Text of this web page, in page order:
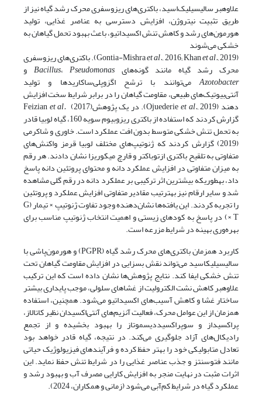
علاوه­بر سالیسیلیک‌اسید، باکتری‌های ریزوسفری محرک رشد گیاه نیز از
طریق تثبیت نیتروژن، افزایش دسترسی به عناصر غذایی، تولید
هورمون‌های رشد و کاهش تنش اکسیداتیو، باعث بهبود تحمل گیاهان به
خشکی می‌شوند
(Gontia-Mishra
et al.,2016; Khanet al., 2019). باکتری‌های ریزوسفری
محرک رشد گیاه مانند گونه‌های Bacillus،Pseudomonas و
Azotobacterمی‌توانند با ترشح اگزوپلی‌ساکاریدها و تولید
آنتی‌بیوتیک‌های طبیعی، مقاومت گیاهان را در برابر شرایط سخت افزایش
دهند (Ojuederie et al.,2019). در یک پژوهشFeizian et al. (2017)
گزارش کردند که استفاده از باکتری ریزوبیوم سویه 160، گیاه لوبیا قادر
به تحمل تنش خشکی متوسط بدون افت عملکرد است. خاوری و شاکرمی
(2019) گزارش کردند که ژنوتیپ‌های مختلف لوبیا قرمز واکنش‌های
متفاوتی به تلقیح باکتری ازتوباکتر و قارچ میکوریزا نشان دادند. هر رقم
به میزان متفاوتی در افزایش عملکرد دانه و محتوای پروتئین دانه پاسخ
داد، به­طوری­که بیشترین اثر ترکیبی بر عملکرد دانه در رقم گلی مشاهده
شد و سایر ارقام نیز به­ترتیب مقادیر متفاوتی افزایش عملکرد و پروتئین
را تجربه کردند. این یافته‌ها نشان‌دهنده وجود تفاوت ژنوتیپ × تیمار (G
× T) در پاسخ به کودهای زیستی و اهمیت انتخاب ژنوتیپ مناسب برای
بهره‌وری بهینه در شرایط مزرعه است.
کاربرد همزمان باکتری‌های محرک رشد گیاه (PGPR) و هورمون‌پاشی با
سالیسیلیک­اسید می‌تواند نقش بسزایی در افزایش مقاومت گیاهان تحت
تنش خشکی ایفا کند. نتایج پژوهش‌ها نشان داده است که این ترکیب
علاوه­بر کاهش نشت الکترولیت از غشاهای سلولی، موجب پایداری بیشتر
ساختار غشا و کاهش آسیب‌های اکسیداتیو می‌شود. همچنین، استفاده
همزمان از این عوامل محرک، فعالیت آنزیم‌های آنتی‌اکسیدان نظیر کاتالاز،
پراکسیداز و سوپراکسیددیسموتاز را بهبود بخشیده و از تجمع
رادیکال‌های آزاد جلوگیری می‌کند. در نتیجه، گیاه قادر خواهد بود
تعادل متابولیکی خود را بهتر حفظ کرده و فرآیندهای فیزیولوژیک حیاتی
مانند فتوسنتز و جذب عناصر غذایی را در شرایط تنش حفظ نماید. این
اثرات مثبت در نهایت منجر به افزایش کارایی مصرف آب و بهبود رشد و
عملکرد گیاه در شرایط کم‌آبی می‌شود (زمانی و همکاران، 2024).